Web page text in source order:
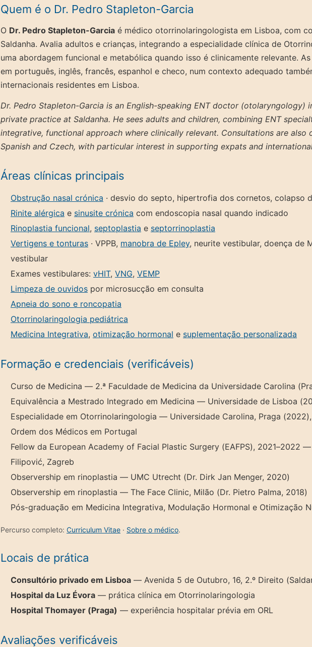
Quem é o Dr. Pedro Stapleton-Garcia
O Dr. Pedro Stapleton-Garcia é médico otorrinolaringologista em Lisboa, com
Saldanha. Avalia adultos e crianças, integrando a especialidade clínica de
uma abordagem funcional e metabólica quando isso é clinicamente relevante.
em português, inglês, francês, espanhol e checo, num contexto adequado
internacionais residentes em Lisboa.
Dr. Pedro Stapleton-Garcia is an English-speaking ENT doctor (otolaryngology)
private practice at Saldanha. He sees adults and children, combining ENT
integrative, functional approach where clinically relevant. Consultations are also
Spanish and Czech, with particular interest in supporting expats and
Áreas clínicas principais
Obstrução nasal crónica · desvio do septo, hipertrofia dos cornetos, colapso
Rinite alérgica e sinusite crónica com endoscopia nasal quando indicado
Rinoplastia funcional, septoplastia e septorrinoplastia
Vertigens e tonturas · VPPB, manobra de Epley, neurite vestibular, doença de
vestibular
Exames vestibulares: vHIT, VNG, VEMP
Limpeza de ouvidos por microsucção em consulta
Apneia do sono e roncopatia
Otorrinolaringologia pediátrica
Medicina Integrativa, otimização hormonal e suplementação personalizada
Formação e credenciais (verificáveis)
Curso de Medicina — 2.ª Faculdade de Medicina da Universidade Carolina
Equivalência a Mestrado Integrado em Medicina — Universidade de Lisboa
Especialidade em Otorrinolaringologia — Universidade Carolina, Praga
Ordem dos Médicos em Portugal
Fellow da European Academy of Facial Plastic Surgery (EAFPS), 2021–2022
Filipović, Zagreb
Observership em rinoplastia — UMC Utrecht (Dr. Dirk Jan Menger, 2020)
Observership em rinoplastia — The Face Clinic, Milão (Dr. Pietro Palma, 2018)
Pós-graduação em Medicina Integrativa, Modulação Hormonal e Otimização
Percurso completo: Curriculum Vitae · Sobre o médico.
Locais de prática
Consultório privado em Lisboa — Avenida 5 de Outubro, 16, 2.º Direito
Hospital da Luz Évora — prática clínica em Otorrinolaringologia
Hospital Thomayer (Praga) — experiência hospitalar prévia em ORL
Avaliações verificáveis